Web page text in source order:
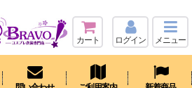
カート ログイン メニュー